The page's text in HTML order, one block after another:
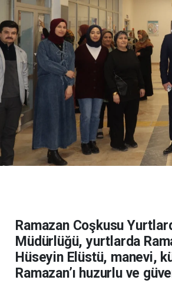
Ramazan Coşkusu
Müdürlüğü, yurtlarda
Hüseyin Elüstü, manevi,
Ramazan’ı huzurlu ve